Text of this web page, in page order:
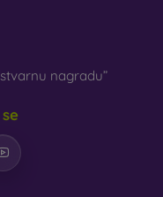
nagradu”